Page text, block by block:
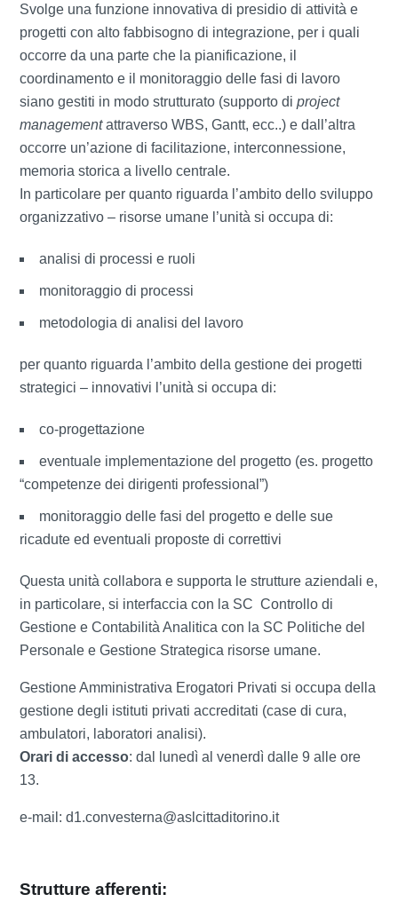
Svolge una funzione innovativa di presidio di attività e
progetti con alto fabbisogno di integrazione, per i quali
occorre da una parte che la pianificazione, il
coordinamento e il monitoraggio delle fasi di lavoro
siano gestiti in modo strutturato (supporto diproject
managementattraverso WBS, Gantt, ecc..) e dall’altra
occorre un’azione di facilitazione, interconnessione,
memoria storica a livello centrale.
In particolare per quanto riguarda l’ambito dello sviluppo
organizzativo – risorse umane l’unità si occupa di:
analisi di processi e ruoli
monitoraggio di processi
metodologia di analisi del lavoro
per quanto riguarda l’ambito della gestione dei progetti
strategici – innovativi l’unità si occupa di:
co-progettazione
eventuale implementazione del progetto (es. progetto
“competenze dei dirigenti professional”)
monitoraggio delle fasi del progetto e delle sue
ricadute ed eventuali proposte di correttivi
Questa unità collabora e supporta le strutture aziendali e,
in particolare, si interfaccia con la SC Controllo di
Gestione e Contabilità Analitica con la SC Politiche del
Personale e Gestione Strategica risorse umane.
Gestione Amministrativa Erogatori Privati si occupa della
gestione degli istituti privati accreditati (case di cura,
ambulatori, laboratori analisi).
Orari di accesso: dal lunedì al venerdì dalle 9 alle ore
13.
e-mail: d1.convesterna@aslcittaditorino.it
Strutture afferenti: